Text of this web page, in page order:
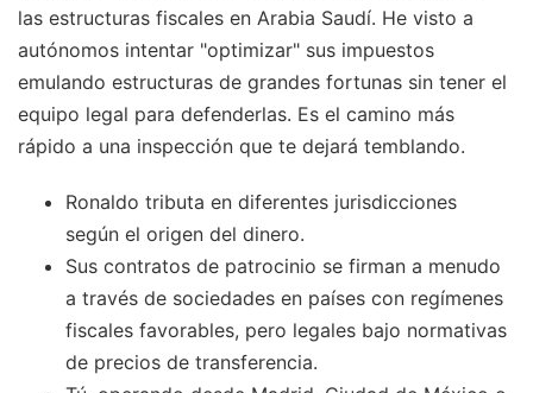
las estructuras fiscales en Arabia Saudí. He visto a
autónomos intentar "optimizar" sus impuestos
emulando estructuras de grandes fortunas sin tener el
equipo legal para defenderlas. Es el camino más
rápido a una inspección que te dejará temblando.
Ronaldo tributa en diferentes jurisdicciones
según el origen del dinero.
Sus contratos de patrocinio se firman a menudo
a través de sociedades en países con regímenes
fiscales favorables, pero legales bajo normativas
de precios de transferencia.